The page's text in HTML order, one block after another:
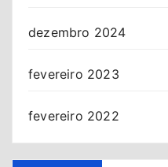
dezembro 2024
fevereiro 2023
fevereiro 2022